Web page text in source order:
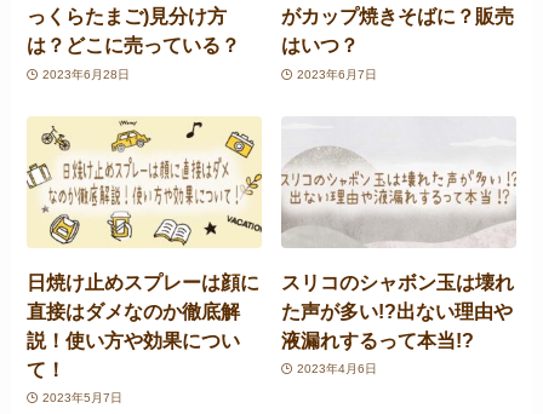
っくらたまご)見分け方
は？どこに売っている？
2023年6月28日
がカップ焼きそばに？販売
はいつ？
2023年6月7日
日焼け止めスプレーは顔に
直接はダメなのか徹底解
説！使い方や効果につい
て！
2023年5月7日
スリコのシャボン玉は壊れ
た声が多い!?出ない理由や
液漏れするって本当!?
2023年4月6日